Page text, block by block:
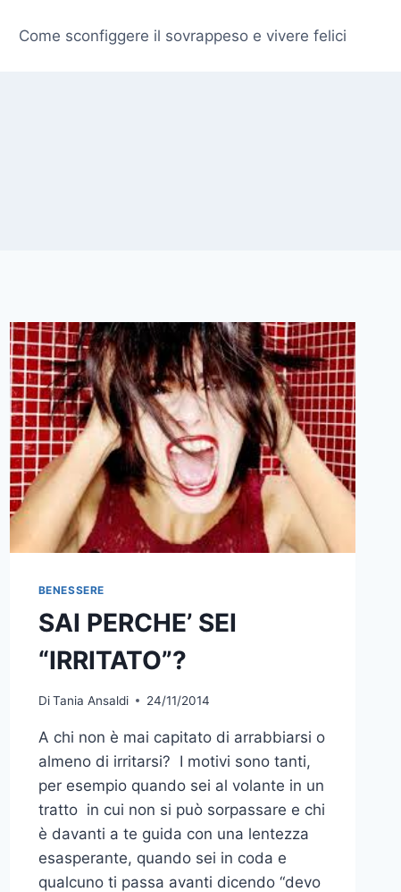
Come sconfiggere il sovrappeso e vivere felici
BENESSERE
SAI PERCHE’ SEI
“IRRITATO”?
Di Tania Ansaldi 24/11/2014
A chi non è mai capitato di arrabbiarsi o
almeno di irritarsi? I motivi sono tanti,
per esempio quando sei al volante in un
tratto in cui non si può sorpassare e chi
è davanti a te guida con una lentezza
esasperante, quando sei in coda e
qualcuno ti passa avanti dicendo “devo